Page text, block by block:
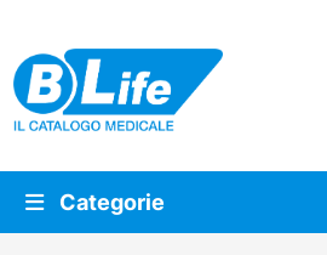
Vai al contenuto principale
Categorie